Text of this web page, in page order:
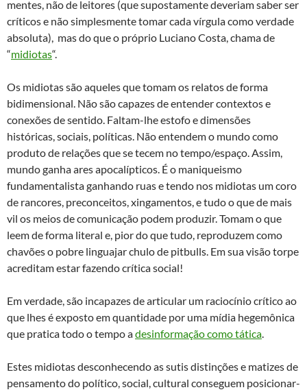
mentes, não de leitores (que supostamente deveriam saber ser
críticos e não simplesmente tomar cada vírgula como verdade
absoluta), mas do que o próprio Luciano Costa, chama de
“midiotas“.
Os midiotas são aqueles que tomam os relatos de forma
bidimensional. Não são capazes de entender contextos e
conexões de sentido. Faltam-lhe estofo e dimensões
históricas, sociais, políticas. Não entendem o mundo como
produto de relações que se tecem no tempo/espaço. Assim,
mundo ganha ares apocalípticos. É o maniqueismo
fundamentalista ganhando ruas e tendo nos midiotas um coro
de rancores, preconceitos, xingamentos, e tudo o que de mais
vil os meios de comunicação podem produzir. Tomam o que
leem de forma literal e, pior do que tudo, reproduzem como
chavões o pobre linguajar chulo de pitbulls. Em sua visão torpe
acreditam estar fazendo crítica social!
Em verdade, são incapazes de articular um raciocínio crítico ao
que lhes é exposto em quantidade por uma mídia hegemônica
que pratica todo o tempo adesinformação como tática.
Estes midiotas desconhecendo as sutis distinções e matizes de
pensamento do político, social, cultural conseguem posicionar-